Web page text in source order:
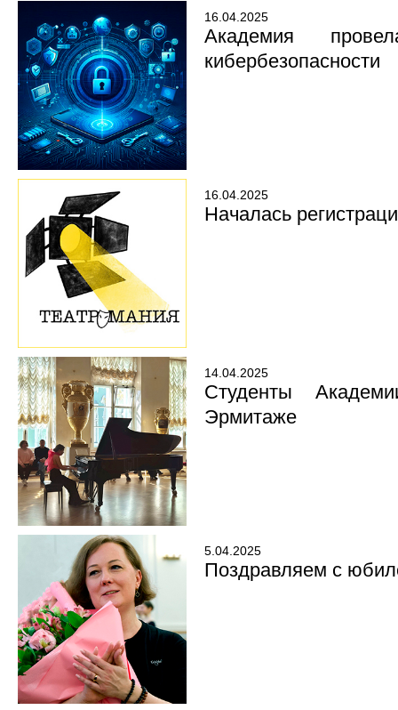
16.04.2025
Академия
кибербезопасности
16.04.2025
Началась
14.04.2025
Студенты
Эрмитаже
5.04.2025
Поздравляем с